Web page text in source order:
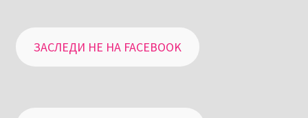
ЗАСЛЕДИ НЕ НА FACEBOOK